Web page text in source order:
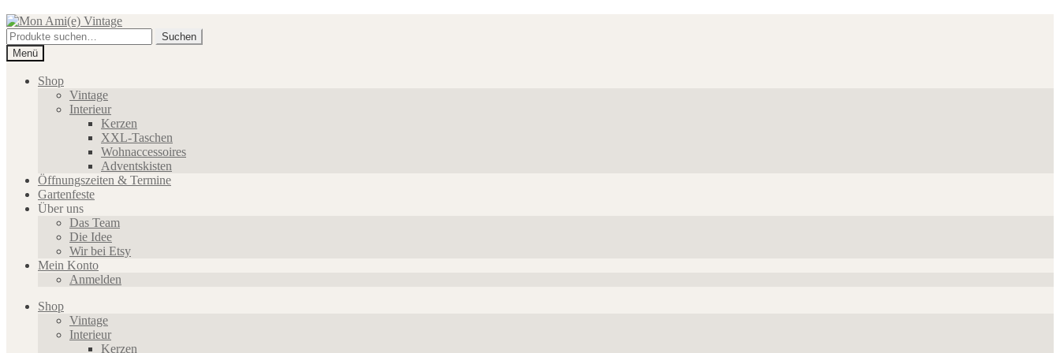
Zur
Navigation
springen
Zum
Inhalt
springen
Suche
nach:
Suchen
Menü
Shop
Vintage
Interieur
Kerzen
XXL-Taschen
Wohnaccessoires
Adventskisten
Öffnungszeiten & Termine
Gartenfeste
Über uns
Das Team
Die Idee
Wir bei Etsy
Mein Konto
Anmelden
Shop
Vintage
Interieur
Kerzen